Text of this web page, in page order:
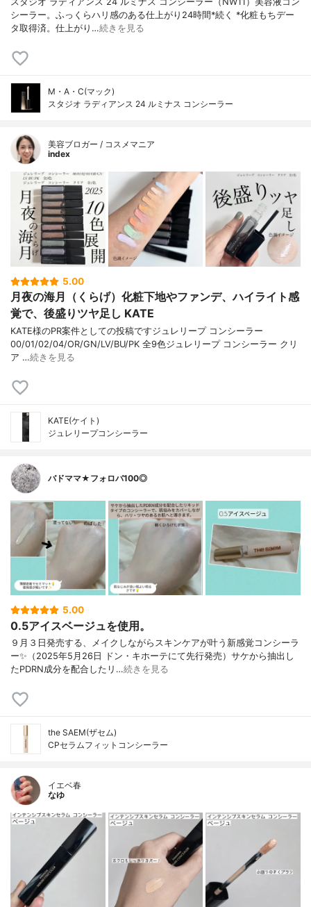
シーラー。ふっくらハリ感のある仕上がり24時間*続く *化粧もちデー
タ取得済。仕上がり…続きを見る
M・A・C(マック)
スタジオ ラディアンス 24 ルミナス コンシーラー
美容ブロガー / コスメマニア
index
5.00
月夜の海月（くらげ）化粧下地やファンデ、ハイライト感
覚で、後盛りツヤ足し KATE
KATE様のPR案件としての投稿ですジュレリープ コンシーラー
00/01/02/04/OR/GN/LV/BU/PK 全9色ジュレリープ コンシーラー クリ
ア …続きを見る
KATE(ケイト)
ジュレリープコンシーラー
バドママ★フォロバ100◎
5.00
0.5アイスベージュを使用。
９月３日発売する、メイクしながらスキンケアが叶う新感覚コンシーラ
ー✨（2025年5月26日 ドン・キホーテにて先行発売）サケから抽出し
たPDRN成分を配合したリ…続きを見る
the SAEM(ザセム)
CPセラムフィットコンシーラー
イエベ春
なゆ